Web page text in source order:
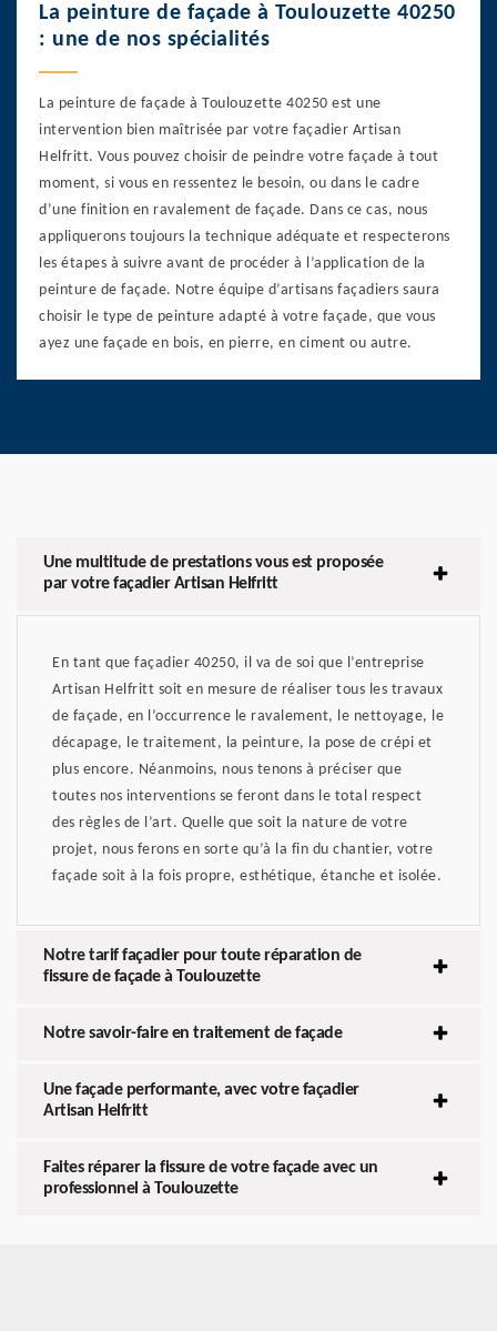
La peinture de façade à Toulouzette 40250
: une de nos spécialités
La peinture de façade à Toulouzette 40250 est une
intervention bien maîtrisée par votre façadier Artisan
Helfritt. Vous pouvez choisir de peindre votre façade à tout
moment, si vous en ressentez le besoin, ou dans le cadre
d’une finition en ravalement de façade. Dans ce cas, nous
appliquerons toujours la technique adéquate et respecterons
les étapes à suivre avant de procéder à l’application de la
peinture de façade. Notre équipe d’artisans façadiers saura
choisir le type de peinture adapté à votre façade, que vous
ayez une façade en bois, en pierre, en ciment ou autre.
Une multitude de prestations vous est proposée
par votre façadier Artisan Helfritt
En tant que façadier 40250, il va de soi que l’entreprise
Artisan Helfritt soit en mesure de réaliser tous les travaux
de façade, en l’occurrence le ravalement, le nettoyage, le
décapage, le traitement, la peinture, la pose de crépi et
plus encore. Néanmoins, nous tenons à préciser que
toutes nos interventions se feront dans le total respect
des règles de l’art. Quelle que soit la nature de votre
projet, nous ferons en sorte qu’à la fin du chantier, votre
façade soit à la fois propre, esthétique, étanche et isolée.
Notre tarif façadier pour toute réparation de
fissure de façade à Toulouzette
Notre savoir-faire en traitement de façade
Une façade performante, avec votre façadier
Artisan Helfritt
Faites réparer la fissure de votre façade avec un
professionnel à Toulouzette